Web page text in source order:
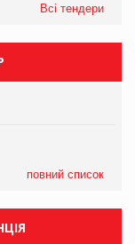
Всі тендери
повний список